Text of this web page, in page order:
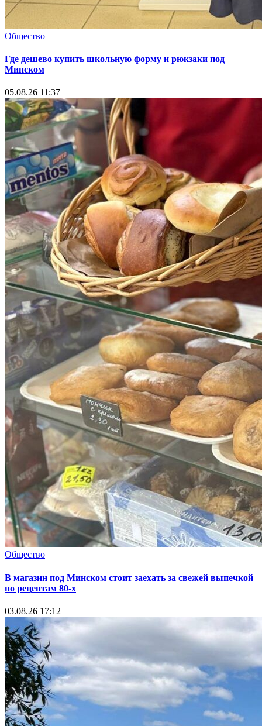
Общество
Где дешево купить школьную форму и рюкзаки под
Минском
05.08.26 11:37
Общество
В магазин под Минском стоит заехать за свежей выпечкой
по рецептам 80-х
03.08.26 17:12